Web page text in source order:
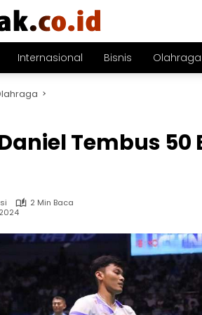
Internasional Bisnis Olahraga
Tembus 50
2 Min Baca